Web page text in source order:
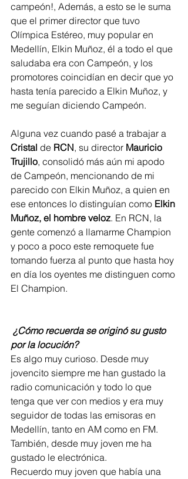
campeón!, Además, a esto se le suma
que el primer director que tuvo
Olímpica Estéreo, muy popular en
Medellín, Elkin Muñoz, él a todo el que
saludaba era con Campeón, y los
promotores coincidían en decir que yo
hasta tenía parecido a Elkin Muñoz, y
me seguían diciendo Campeón.
Alguna vez cuando pasé a trabajar a
Cristal de RCN, su director Mauricio
Trujillo, consolidó más aún mi apodo
de Campeón, mencionando de mi
parecido con Elkin Muñoz, a quien en
ese entonces lo distinguían como Elkin
Muñoz, el hombre veloz. En RCN, la
gente comenzó a llamarme Champion
y poco a poco este remoquete fue
tomando fuerza al punto que hasta hoy
en día los oyentes me distinguen como
El Champion.
¿Cómo recuerda se originó su gusto
por la locución?
Es algo muy curioso. Desde muy
jovencito siempre me han gustado la
radio comunicación y todo lo que
tenga que ver con medios y era muy
seguidor de todas las emisoras en
Medellín, tanto en AM como en FM.
También, desde muy joven me ha
gustado le electrónica.
Recuerdo muy joven que había una